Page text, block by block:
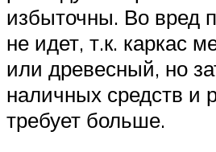
избыточны. Во вред
не идет, т.к. каркас
или древесный, но
наличных средств и
требует больше.